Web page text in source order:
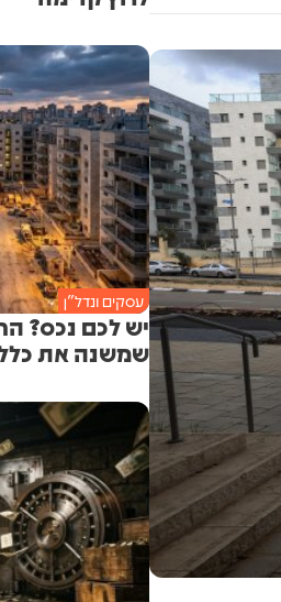
עסקים ונדל״ן
יש לכם נכס?
שמשנה את